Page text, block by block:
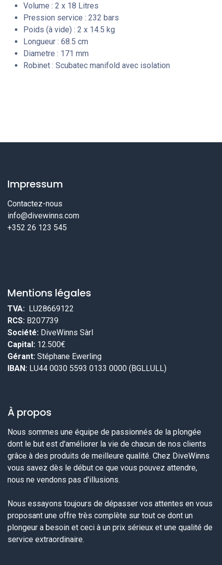
Volume : 2 x 18 Litres
Pression service : 232 bars
Poids (à vide) : 2 x 14.5 kg
Longueur : 68.5 cm
Diametre : 171 mm
Robinet : Scubatec manifold avec isolation
Impressum
Contactez-nous
info@divewinns.com
+352 26 123 545
Mentions légales
TVA: LU28669122
RCS: B207739
Société: DiveWinns Sàrl
Capital: 12.500€
Gérant: Stéphane Ewerling
IBAN: LU44 0030 5593 0133 0000 (BGLLULL)
À propos
Nous sommes une équipe de passionnés de la plongée
dont le but est d'améliorer la vie de chacun de nos clients
grâce à des produits de meilleure qualité. Chez DiveWinns
vous savez dès le début ce que vous pouvez attendre,
nous ne vendons pas d'illusions.
Nous essayons toujours de dépasser vos attentes en vous
proposant une offre très complète sur tout ce dont un
plongeur a besoin et ceci à un prix sérieux et une qualité de
service extraordinaire.